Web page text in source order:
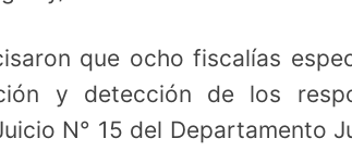
que ocho fiscalías
y detección de los
N° 15 del Departamento